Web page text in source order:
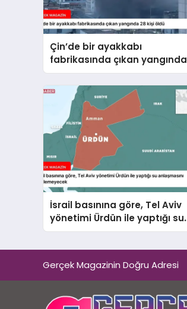
Çin’de bir ayakkabı
fabrikasında çıkan yangında
28 kişi öldü
İsrail basınına göre, Tel Aviv
yönetimi Ürdün ile yaptığı su
anlaşmasını yenilemeyecek
Gerçek Magazinin Doğru Adresi